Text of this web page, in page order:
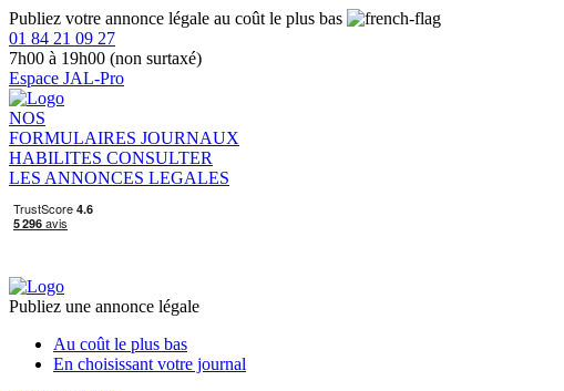
Publiez votre annonce légale au coût le plus bas
01 84 21 09 27
7h00 à 19h00 (non surtaxé)
Espace JAL-Pro
NOS
FORMULAIRES JOURNAUX
HABILITES CONSULTER
LES ANNONCES LEGALES
Publiez une annonce légale
Au coût le plus bas
En choisissant votre journal